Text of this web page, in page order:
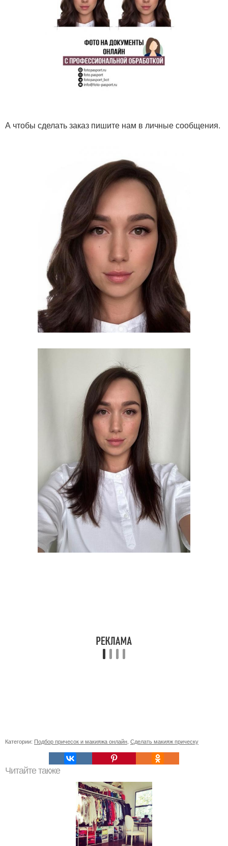
А чтобы сделать заказ пишите нам в личные сообщения.
Категории: Подбор причесок и макияжа онлайн Сделать макияж прическу
Читайте также